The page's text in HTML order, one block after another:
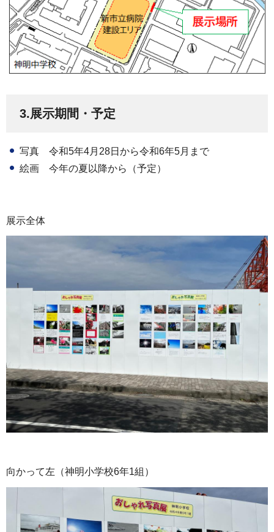
3.展示期間・予定
写真 令和5年4月28日から令和6年5月まで
絵画 今年の夏以降から（予定）
展示全体
向かって左（神明小学校6年1組）